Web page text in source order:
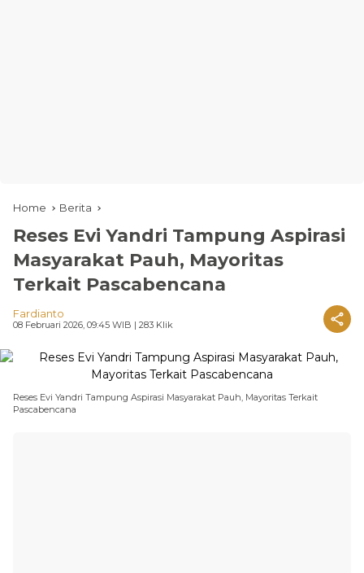
Home Berita
Reses Evi Yandri Tampung Aspirasi
Masyarakat Pauh, Mayoritas
Terkait Pascabencana
Fardianto
08 Februari 2026, 09:45 WIB | 283 Klik
Reses Evi Yandri Tampung Aspirasi Masyarakat Pauh, Mayoritas Terkait
Pascabencana